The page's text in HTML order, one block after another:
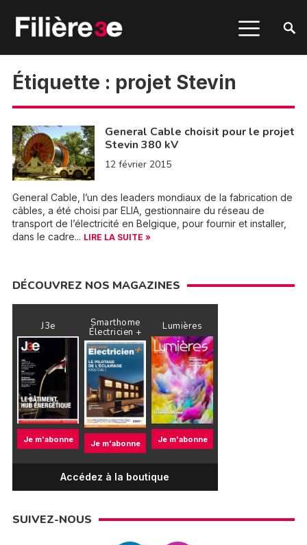
Étiquette : projet Stevin
General Cable choisit pour le projet
Stevin 380 kV
12 février 2015
General Cable, l’un des leaders mondiaux de la fabrication de
câbles, a été choisi par ELIA, gestionnaire du réseau de
transport de l’électricité en Belgique, pour fournir et installer,
dans le cadre... LIRE LA SUITE »
DÉCOUVREZ NOS MAGAZINES
J3e
Je m'abonne
Smarthome
Électricien +
Je m'abonne
Lumières
Je m'abonne
Accédez à la boutique
SUIVEZ-NOUS